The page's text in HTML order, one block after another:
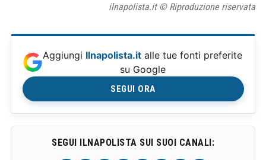
ilnapolista.it © Riproduzione riservata
Aggiungi Ilnapolista.it alle tue fonti preferite
su Google
SEGUI ORA
SEGUI ILNAPOLISTA SUI SUOI CANALI: